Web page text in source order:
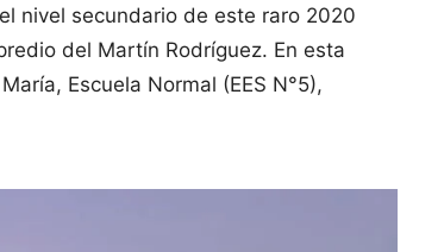
nivel secundario de este raro 2020
del Martín Rodríguez. En esta
Escuela Normal (EES N°5),